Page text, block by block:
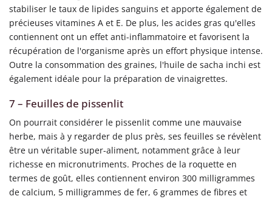
stabiliser le taux de lipides sanguins et apporte également de
précieuses vitamines A et E. De plus, les acides gras qu'elles
contiennent ont un effet anti-inflammatoire et favorisent la
récupération de l'organisme après un effort physique intense.
Outre la consommation des graines, l'huile de sacha inchi est
également idéale pour la préparation de vinaigrettes.
7 – Feuilles de pissenlit
On pourrait considérer le pissenlit comme une mauvaise
herbe, mais à y regarder de plus près, ses feuilles se révèlent
être un véritable super-aliment, notamment grâce à leur
richesse en micronutriments. Proches de la roquette en
termes de goût, elles contiennent environ 300 milligrammes
de calcium, 5 milligrammes de fer, 6 grammes de fibres et